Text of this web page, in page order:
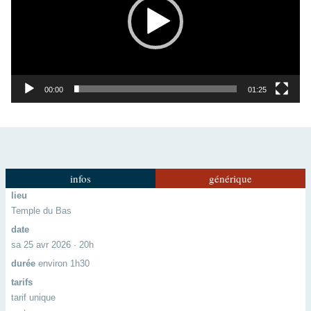
00:00 01:25
infos générique
lieu
Temple du Bas
date
sa 25 avr 2026 · 20h
durée environ 1h30
tarifs
tarif unique